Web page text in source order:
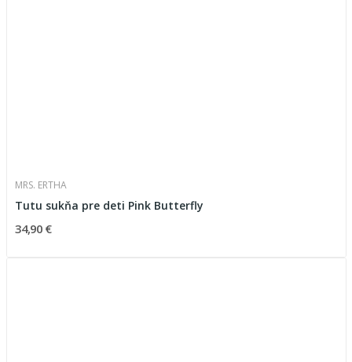
MRS. ERTHA
Tutu sukňa pre deti Pink Butterfly
34,90 €